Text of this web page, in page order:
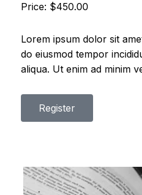
Price: $450.00
Lorem ipsum dolor sit
do eiusmod tempor
aliqua. Ut enim ad minim
Register